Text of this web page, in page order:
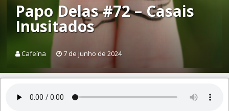
Papo Delas #72 – Casais
Inusitados
Cafeína 7 de junho de 2024